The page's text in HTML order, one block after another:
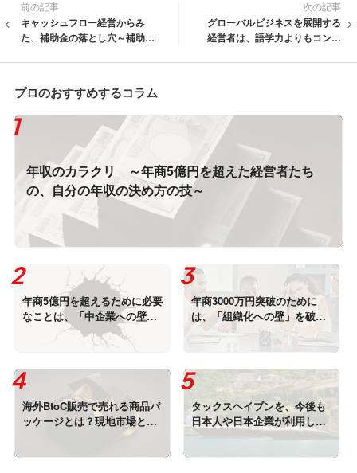
前の記事
キャッシュフロー経営からみ
た、補助金の落とし穴～補助金
めに～
次の記事
グローバルビジネスを展開する
経営者は、語学力よりもコンテ
プロのおすすめするコラム
年収のカラクリ ～年商5億円を超えた経営者たち
の、自分の年収の決め方の技～
年商5億円を超えるために必要
なことは、「中企業への壁」
を破ること！
年商3000万円突破のために
は、「組織化への壁」を破
れ！
海外BtoC販売で売れる商品パ
ッケージとは？現地市場と消
費者に選ばれるデザイン戦略
タックスヘイブンを、今後も
日本人や日本企業が利用し続